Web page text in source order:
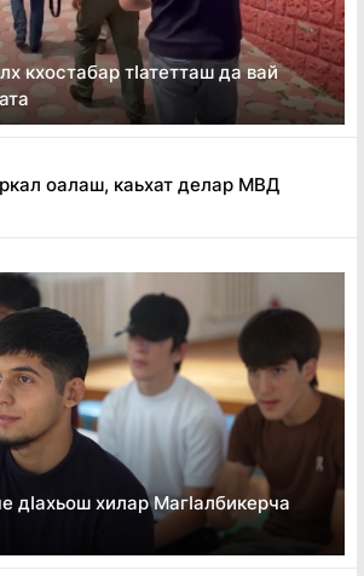
кхостабар тӏатетташ да вай
оалаш, каьхат делар МВД
дӏахьош хилар Магӏалбикерча